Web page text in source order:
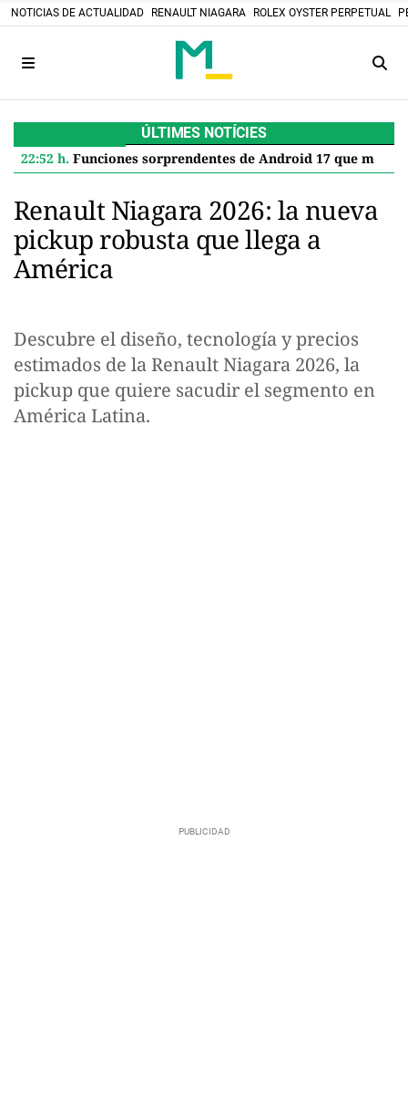
NOTICIAS DE ACTUALIDAD RENAULT NIAGARA ROLEX OYSTER PERPETUAL
ÚLTIMES NOTÍCIES
22:52 h. Funciones sorprendentes de Android 17 que mejoran tu Google Pixel
Renault Niagara 2026: la nueva
pickup robusta que llega a
América
Descubre el diseño, tecnología y precios
estimados de la Renault Niagara 2026, la
pickup que quiere sacudir el segmento en
América Latina.